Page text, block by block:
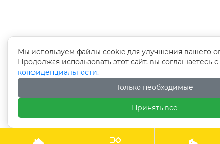
Мы используем файлы cookie для улучшения вашего
Продолжая использовать этот сайт, вы соглашаетесь
конфиденциальности.
Только необходимые
Принять все